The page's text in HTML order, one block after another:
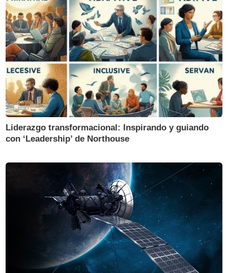
Liderazgo transformacional: Inspirando y guiando
con ‘Leadership’ de Northouse